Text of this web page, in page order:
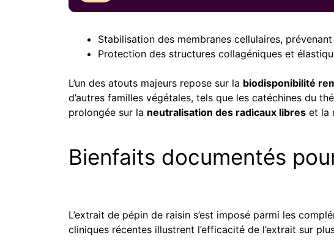
Stabilisation des membranes cellulaires,
Protection des structures collagéniques et
L’un des atouts majeurs repose sur la biodisponibilité
d’autres familles végétales, tels que les catéchines du
prolongée sur la neutralisation des radicaux libres et la
Bienfaits documentés
L’extrait de pépin de raisin s’est imposé parmi les
cliniques récentes illustrent l’efficacité de l’extrait sur